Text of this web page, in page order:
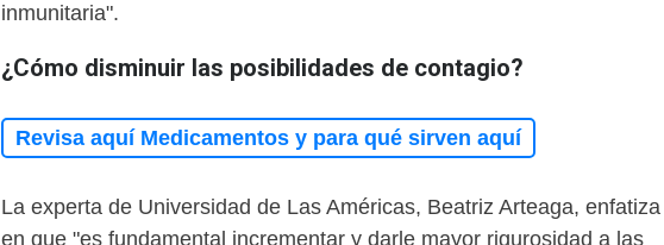
inmunitaria".
¿Cómo disminuir las posibilidades de contagio?
Revisa aquí Medicamentos y para qué sirven aquí
La experta de Universidad de Las Américas, Beatriz Arteaga, enfatiza
en que "es fundamental incrementar y darle mayor rigurosidad a las